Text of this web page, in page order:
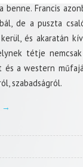
benne. Francis
de a puszta
és akaratán
tétje nemcsak
és a western
szabadságról.
→